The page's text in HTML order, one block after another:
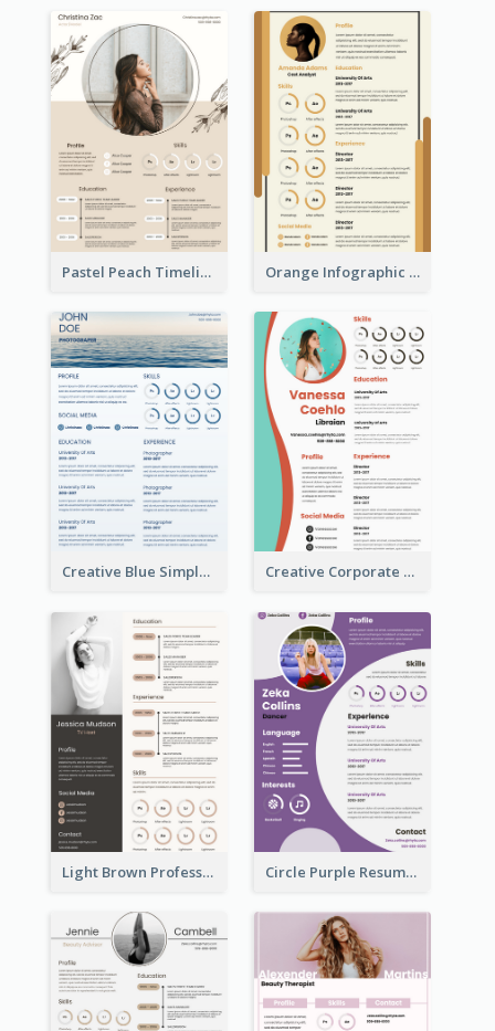
Pastel Peach Timeline Resume Orange Infographic Market Analyst Resume
Creative Blue Simple Resume Creative Corporate Teal Resume
Light Brown Professional Resume Circle Purple Resume